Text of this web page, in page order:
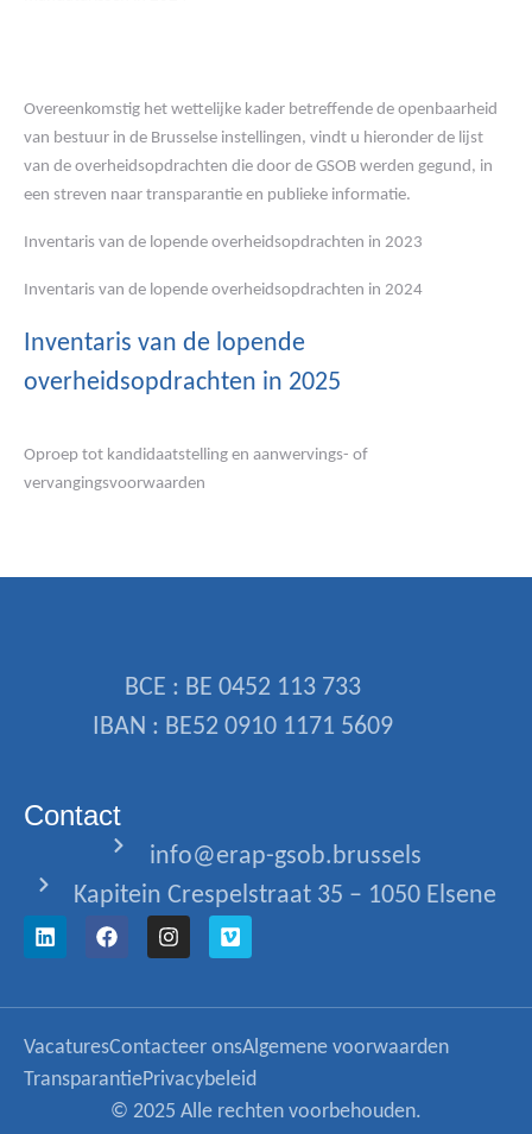
Overeenkomstig het wettelijke kader betreffende de openbaarheid
van bestuur in de Brusselse instellingen, vindt u hieronder de lijst
van de overheidsopdrachten die door de GSOB werden gegund, in
een streven naar transparantie en publieke informatie.
Inventaris van de lopende overheidsopdrachten in 2023
Inventaris van de lopende overheidsopdrachten in 2024
Inventaris van de lopende
overheidsopdrachten in 2025
Oproep tot kandidaatstelling en aanwervings- of
vervangingsvoorwaarden
BCE : BE 0452 113 733
IBAN : BE52 0910 1171 5609
Contact
info@erap-gsob.brussels
Kapitein Crespelstraat 35 – 1050 Elsene
VacaturesContacteer onsAlgemene voorwaarden
© 2025 Alle rechten voorbehouden.
TransparantiePrivacybeleid